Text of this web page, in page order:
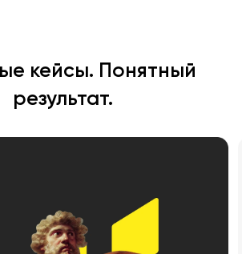
кейсы. Понятный
результат.